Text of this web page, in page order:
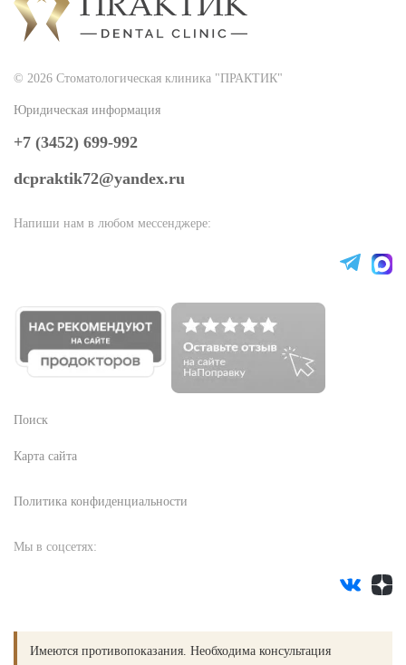
© 2026 Стоматологическая клиника "ПРАКТИК"
Юридическая информация
+7 (3452) 699-992
dcpraktik72@yandex.ru
Напиши нам в любом мессенджере:
Поиск
Карта сайта
Политика конфиденциальности
Мы в соцсетях:
Имеются противопоказания. Необходима консультация